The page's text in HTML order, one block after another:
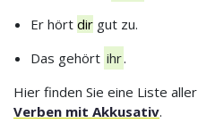
Er hört dirgut zu.
Das gehört ihr.
Hier finden Sie eine Liste aller
Verben mit Akkusativ.